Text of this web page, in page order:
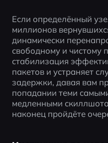
Если определённый
миллионов
динамически
свободному и чистому
стабилизация
пакетов и устраняет
задержки, давая вам
попадании теми
медленными
наконец пройдёте